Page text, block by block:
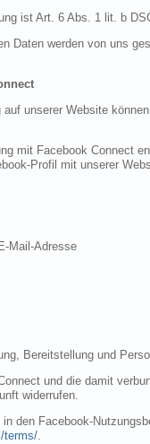
ist Art. 6 Abs. 1 lit. b
Daten werden von uns
unserer Website
mit Facebook Connect
Profil mit unserer
Mail-Adresse
Bereitstellung und
und die damit
widerrufen.
den Facebook-
terms/.